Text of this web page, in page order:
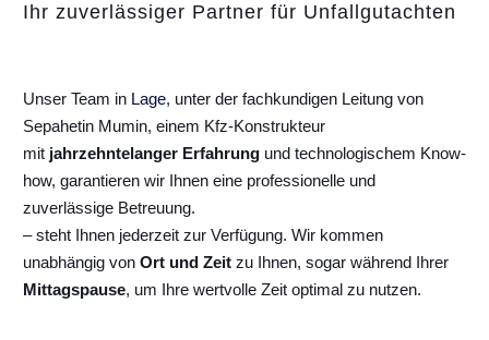
Ihr zuverlässiger Partner für Unfallgutachten
Unser Team in Lage, unter der fachkundigen Leitung von
Sepahetin Mumin, einem Kfz-Konstrukteur
mit jahrzehntelanger Erfahrung und technologischem Know-
how, garantieren wir Ihnen eine professionelle und
zuverlässige Betreuung.
– steht Ihnen jederzeit zur Verfügung. Wir kommen
unabhängig von Ort und Zeit zu Ihnen, sogar während Ihrer
Mittagspause, um Ihre wertvolle Zeit optimal zu nutzen.